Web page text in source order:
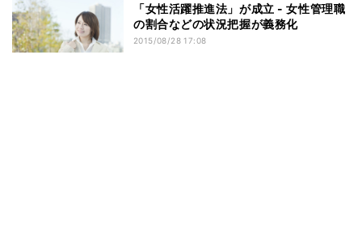
「女性活躍推進法」が成立 - 女性管理職
の割合などの状況把握が義務化
2015/08/28 17:08